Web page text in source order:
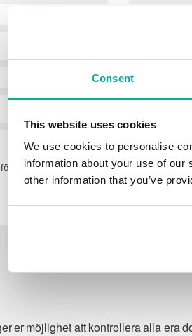
Consent
This website uses cookies
We use cookies to personalise
information about your use of
other information that you’ve
NY
NY
årets registrering
er möjlighet att kontrollera alla era